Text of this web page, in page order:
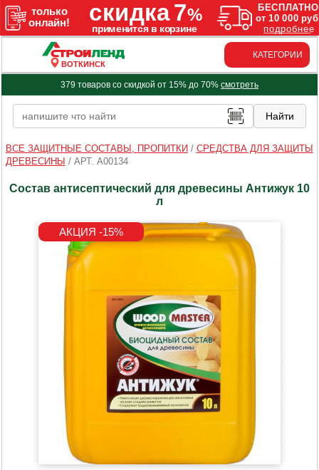
ВОТКИНСК
КАТЕГОРИИ
379 товаров со скидкой от 15% до 70% смотреть
ВСЕ ЗАЩИТНЫЕ СОСТАВЫ, ПРОПИТКИ / СРЕДСТВА ДЛЯ ЗАЩИТЫ
ДРЕВЕСИНЫ / АРТ. A00134
Состав антисептический для древесины Антижук 10
л